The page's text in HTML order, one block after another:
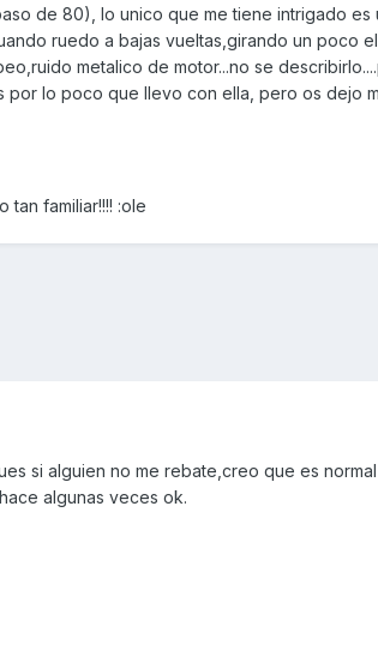
de 80), lo unico que me tiene intrigado es
ruedo a bajas vueltas,girando un poco
metalico de motor...no se
lo poco que llevo con ella, pero os dejo
tan familiar!!!! :ole
si alguien no me rebate,creo que es
algunas veces ok.